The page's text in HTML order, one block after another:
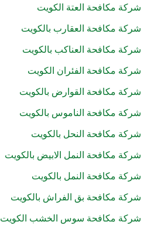
شركة مكافحة العتة الكويت
شركة مكافحة العقارب بالكويت
شركة مكافحة العناكب بالكويت
شركة مكافحة الفئران الكويت
شركة مكافحة القوارض بالكويت
شركة مكافحة الناموس بالكويت
شركة مكافحة النحل بالكويت
شركة مكافحة النمل الابيض بالكويت
شركة مكافحة النمل بالكويت
شركة مكافحة بق الفراش بالكويت
شركة مكافحة سوس الخشب الكويت